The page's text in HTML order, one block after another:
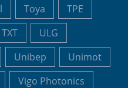
Toya
TPE
TXT
ULG
Unibep
Unimot
Vigo Photonics